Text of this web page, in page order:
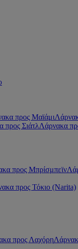
προς Μαϊάμι
προς ΣιάτλΛάρνακα
προς Μπρίσμπεϊν
προς Τόκιο (Narita)
προς Λαχόρη